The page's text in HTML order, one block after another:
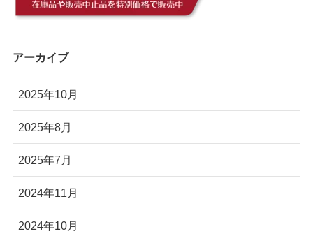
アーカイブ
2025年10月
2025年8月
2025年7月
2024年11月
2024年10月